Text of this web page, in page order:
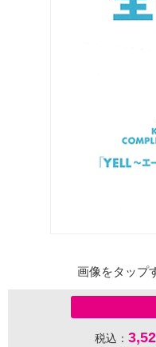
画像をタップ
税込：